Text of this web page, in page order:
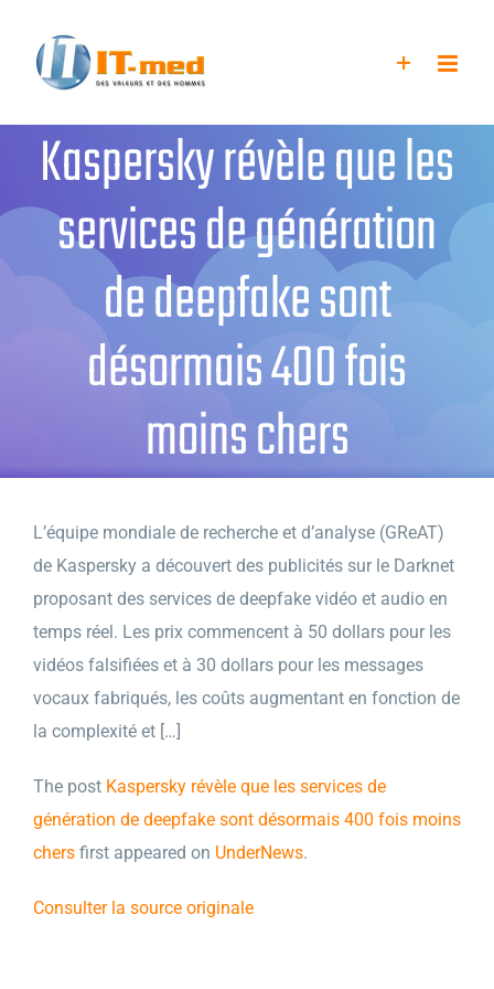
contenu
Kaspersky révèle que les
services de génération
de deepfake sont
désormais 400 fois
moins chers
L’équipe mondiale de recherche et d’analyse (GReAT)
de Kaspersky a découvert des publicités sur le Darknet
proposant des services de deepfake vidéo et audio en
temps réel. Les prix commencent à 50 dollars pour les
vidéos falsifiées et à 30 dollars pour les messages
vocaux fabriqués, les coûts augmentant en fonction de
la complexité et […]
The post Kaspersky révèle que les services de
génération de deepfake sont désormais 400 fois moins
chers first appeared on UnderNews.
Consulter la source originale